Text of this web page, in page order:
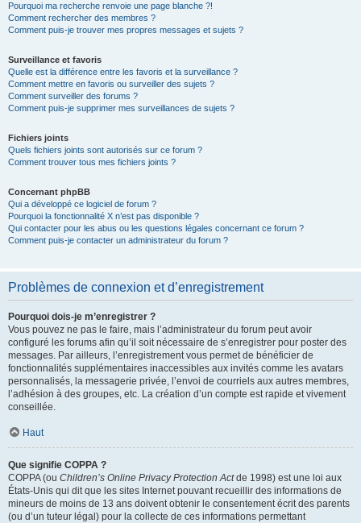
Pourquoi ma recherche renvoie une page blanche ?!
Comment rechercher des membres ?
Comment puis-je trouver mes propres messages et sujets ?
Surveillance et favoris
Quelle est la différence entre les favoris et la surveillance ?
Comment mettre en favoris ou surveiller des sujets ?
Comment surveiller des forums ?
Comment puis-je supprimer mes surveillances de sujets ?
Fichiers joints
Quels fichiers joints sont autorisés sur ce forum ?
Comment trouver tous mes fichiers joints ?
Concernant phpBB
Qui a développé ce logiciel de forum ?
Pourquoi la fonctionnalité X n’est pas disponible ?
Qui contacter pour les abus ou les questions légales concernant ce forum ?
Comment puis-je contacter un administrateur du forum ?
Problèmes de connexion et d’enregistrement
Pourquoi dois-je m’enregistrer ?
Vous pouvez ne pas le faire, mais l’administrateur du forum peut avoir
configuré les forums afin qu’il soit nécessaire de s’enregistrer pour poster des
messages. Par ailleurs, l’enregistrement vous permet de bénéficier de
fonctionnalités supplémentaires inaccessibles aux invités comme les avatars
personnalisés, la messagerie privée, l’envoi de courriels aux autres membres,
l’adhésion à des groupes, etc. La création d’un compte est rapide et vivement
conseillée.
Haut
Que signifie COPPA ?
COPPA (ou Children’s Online Privacy Protection Actde 1998) est une loi aux
États-Unis qui dit que les sites Internet pouvant recueillir des informations de
mineurs de moins de 13 ans doivent obtenir le consentement écrit des parents
(ou d’un tuteur légal) pour la collecte de ces informations permettant